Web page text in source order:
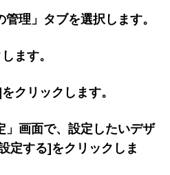
管理」タブを選択します。
ます。
クリックします。
」画面で、設定したいデザ
定する]をクリックしま